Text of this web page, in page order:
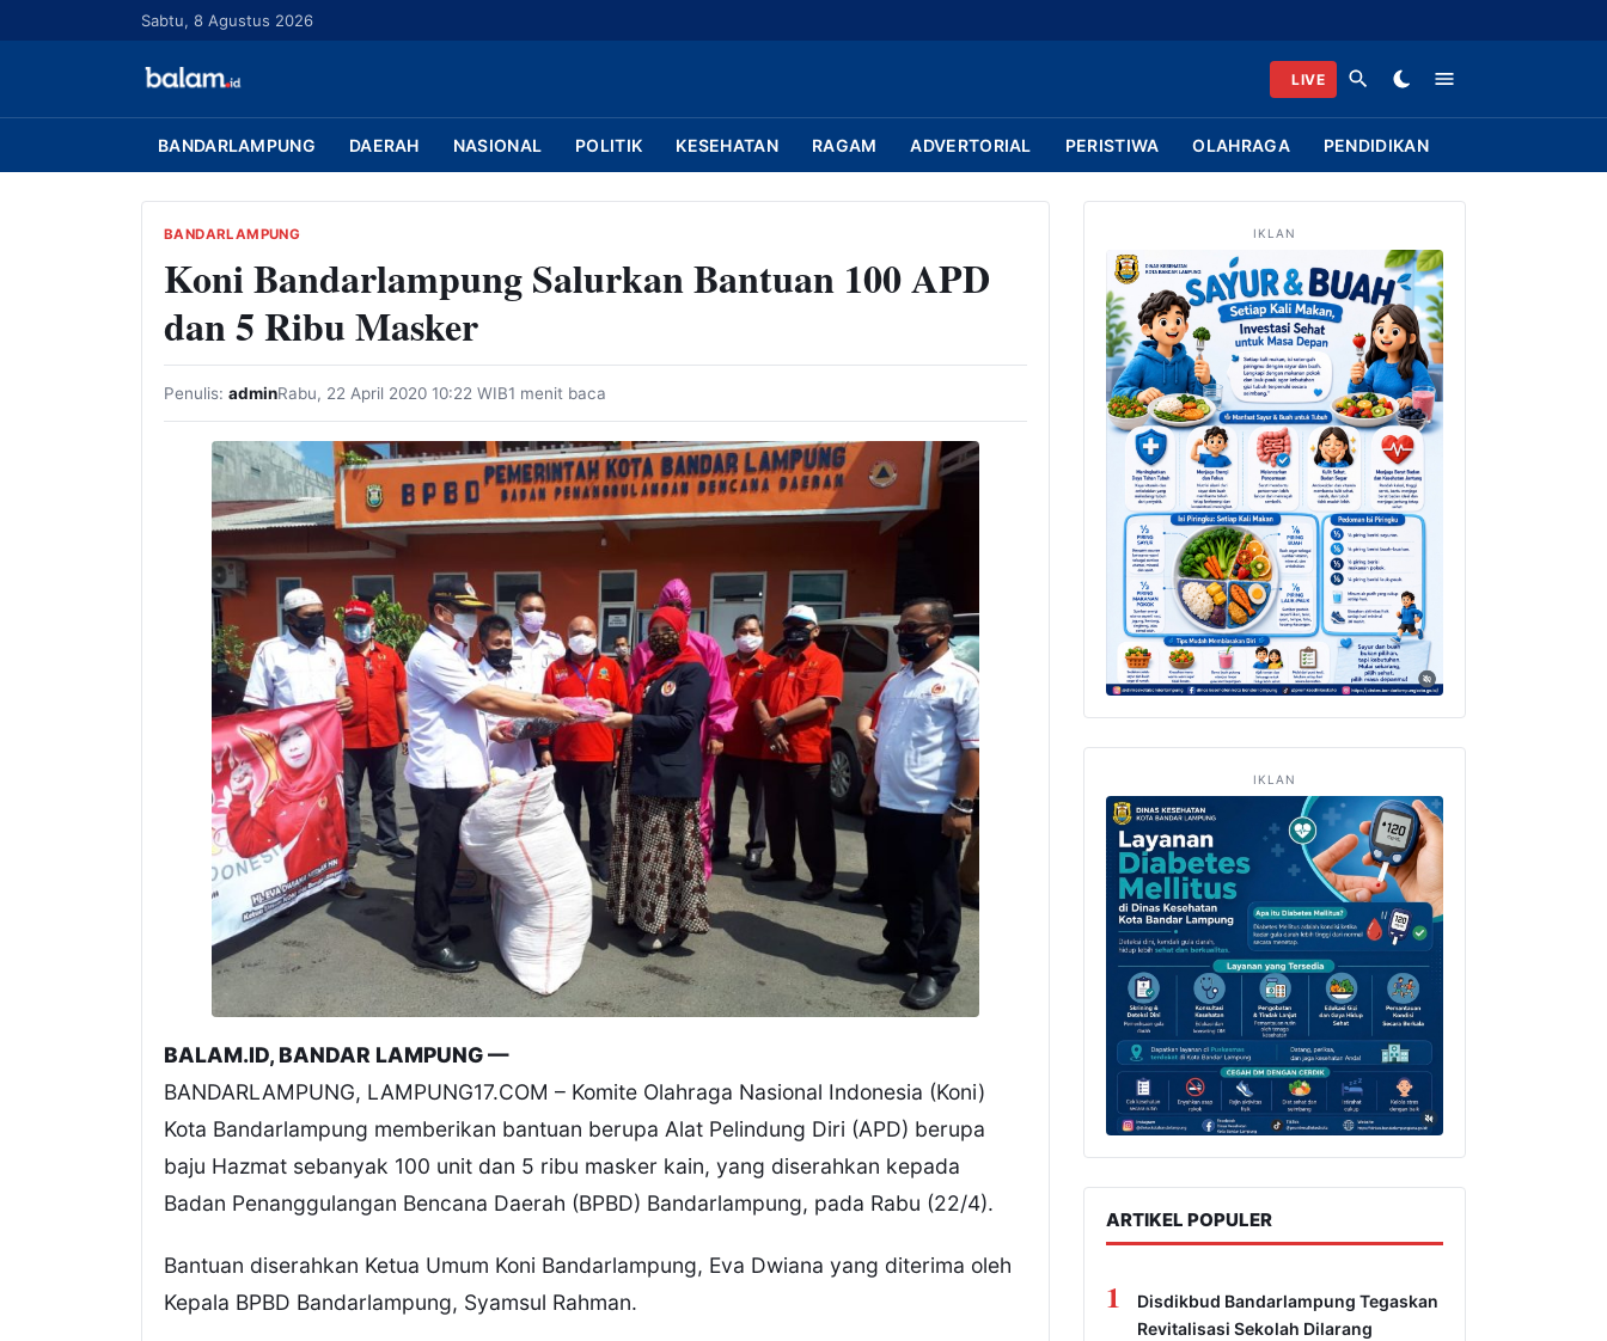
u
Sabtu, 8 Agustus 2026
LIVE
BANDARLAMPUNG DAERAH NASIONAL POLITIK KESEHATAN RAGAM ADVERTORIAL PERISTIWA OLAHRAGA PENDIDIKAN
BANDARLAMPUNG
Koni Bandarlampung Salurkan Bantuan 100 APD
dan 5 Ribu Masker
Penulis: adminRabu, 22 April 2020 10:22 WIB1 menit baca
BALAM.ID, BANDAR LAMPUNG —
BANDARLAMPUNG, LAMPUNG17.COM – Komite Olahraga Nasional Indonesia (Koni)
Kota Bandarlampung memberikan bantuan berupa Alat Pelindung Diri (APD) berupa
baju Hazmat sebanyak 100 unit dan 5 ribu masker kain, yang diserahkan kepada
Badan Penanggulangan Bencana Daerah (BPBD) Bandarlampung, pada Rabu (22/4).
Bantuan diserahkan Ketua Umum Koni Bandarlampung, Eva Dwiana yang diterima oleh
Kepala BPBD Bandarlampung, Syamsul Rahman.
IKLAN
IKLAN
ARTIKEL POPULER
1
Disdikbud Bandarlampung Tegaskan
Revitalisasi Sekolah Dilarang